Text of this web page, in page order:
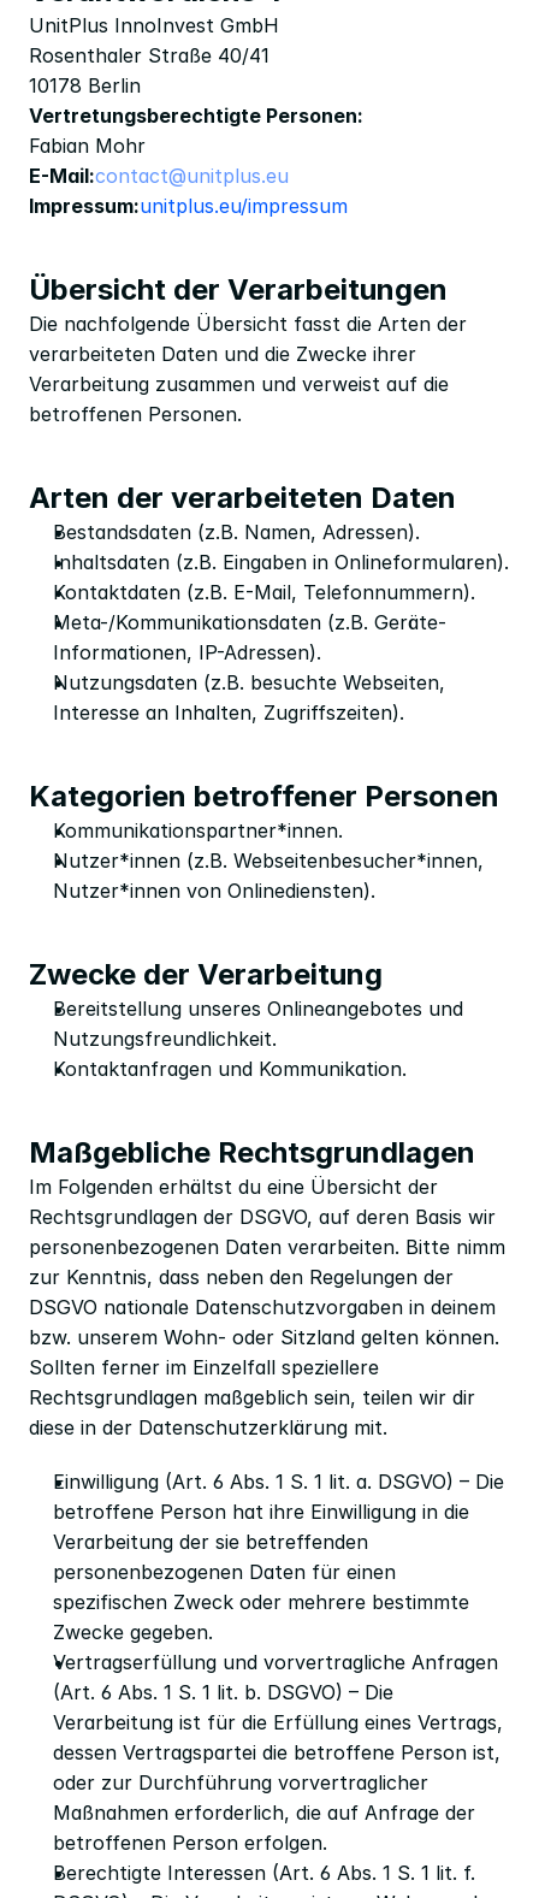
UnitPlus InnoInvest GmbH
Rosenthaler Straße 40/41
10178 Berlin
Vertretungsberechtigte Personen:
Fabian Mohr
E-Mail:contact@unitplus.eu
Impressum:unitplus.eu/impressum
Übersicht der Verarbeitungen
Die nachfolgende Übersicht fasst die Arten der
verarbeiteten Daten und die Zwecke ihrer
Verarbeitung zusammen und verweist auf die
betroffenen Personen.
Arten der verarbeiteten Daten
Bestandsdaten (z.B. Namen, Adressen).
Inhaltsdaten (z.B. Eingaben in Onlineformularen).
Kontaktdaten (z.B. E-Mail, Telefonnummern).
Meta-/Kommunikationsdaten (z.B. Geräte-
Informationen, IP-Adressen).
Nutzungsdaten (z.B. besuchte Webseiten,
Interesse an Inhalten, Zugriffszeiten).
Kategorien betroffener Personen
Kommunikationspartner*innen.
Nutzer*innen (z.B. Webseitenbesucher*innen,
Nutzer*innen von Onlinediensten).
Zwecke der Verarbeitung
Bereitstellung unseres Onlineangebotes und
Nutzungsfreundlichkeit.
Kontaktanfragen und Kommunikation.
Maßgebliche Rechtsgrundlagen
Im Folgenden erhältst du eine Übersicht der
Rechtsgrundlagen der DSGVO, auf deren Basis wir
personenbezogenen Daten verarbeiten. Bitte nimm
zur Kenntnis, dass neben den Regelungen der
DSGVO nationale Datenschutzvorgaben in deinem
bzw. unserem Wohn- oder Sitzland gelten können.
Sollten ferner im Einzelfall speziellere
Rechtsgrundlagen maßgeblich sein, teilen wir dir
diese in der Datenschutzerklärung mit.
Einwilligung (Art. 6 Abs. 1 S. 1 lit. a. DSGVO) – Die
betroffene Person hat ihre Einwilligung in die
Verarbeitung der sie betreffenden
personenbezogenen Daten für einen
spezifischen Zweck oder mehrere bestimmte
Zwecke gegeben.
Vertragserfüllung und vorvertragliche Anfragen
(Art. 6 Abs. 1 S. 1 lit. b. DSGVO) – Die
Verarbeitung ist für die Erfüllung eines Vertrags,
dessen Vertragspartei die betroffene Person ist,
oder zur Durchführung vorvertraglicher
Maßnahmen erforderlich, die auf Anfrage der
betroffenen Person erfolgen.
Berechtigte Interessen (Art. 6 Abs. 1 S. 1 lit. f.